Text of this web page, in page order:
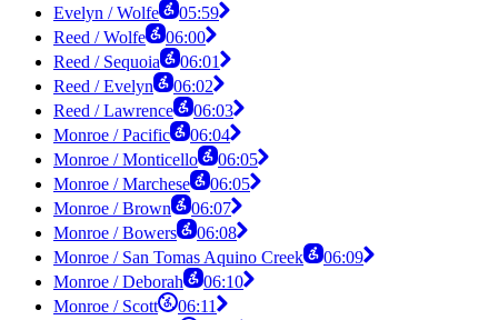
Evelyn / Wolfe
05:59
Reed / Wolfe
06:00
Reed / Sequoia
06:01
Reed / Evelyn
06:02
Reed / Lawrence
06:03
Monroe / Pacific
06:04
Monroe / Monticello
06:05
Monroe / Marchese
06:05
Monroe / Brown
06:07
Monroe / Bowers
06:08
Monroe / San Tomas Aquino Creek
06:09
Monroe / Deborah
06:10
Monroe / Scott
06:11